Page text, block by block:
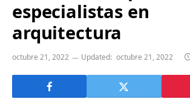
especialistas en
arquitectura
octubre 21, 2022 Updated: octubre 21, 2022